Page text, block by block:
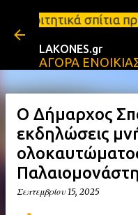
Μετάβαση
προς ενοικίαση
LAKONES.gr
ΑΓΟΡΑ
Ο Δήμαρχος
εκδηλώσεις
Σεπτεμβρίου 15, 2025